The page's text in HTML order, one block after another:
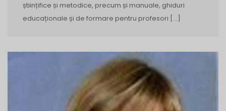
științifice și metodice, precum și manuale, ghiduri
educaționale și de formare pentru profesori […]